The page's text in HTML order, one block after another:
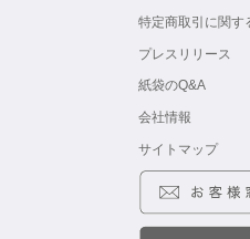
特定商取引に関す
プレスリリース
紙袋のQ&A
会社情報
サイトマップ